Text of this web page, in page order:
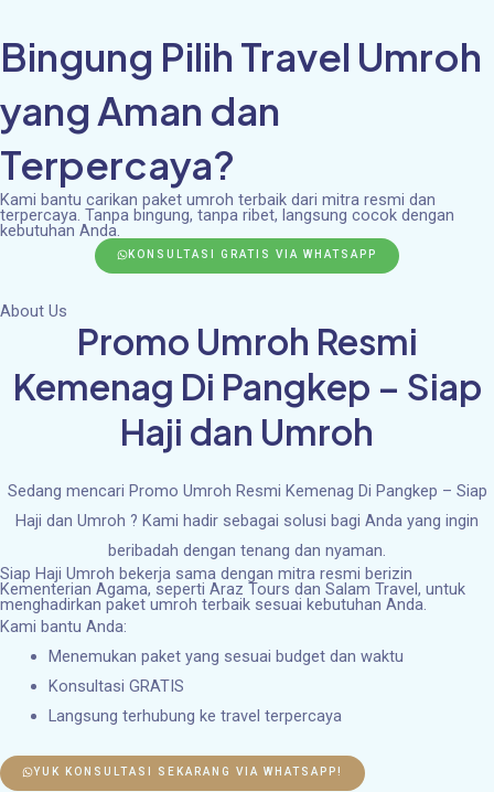
to
content
Bingung Pilih Travel Umroh
yang Aman dan
Terpercaya?
Kami bantu carikan paket umroh terbaik dari mitra resmi dan
terpercaya. Tanpa bingung, tanpa ribet, langsung cocok dengan
kebutuhan Anda.
KONSULTASI GRATIS VIA WHATSAPP
About Us
Promo Umroh Resmi
Kemenag Di Pangkep – Siap
Haji dan Umroh
Sedang mencari Promo Umroh Resmi Kemenag Di Pangkep – Siap
Haji dan Umroh ? Kami hadir sebagai solusi bagi Anda yang ingin
beribadah dengan tenang dan nyaman.
Siap Haji Umroh bekerja sama dengan mitra resmi berizin
Kementerian Agama, seperti Araz Tours dan Salam Travel, untuk
menghadirkan paket umroh terbaik sesuai kebutuhan Anda.
Kami bantu Anda:
Menemukan paket yang sesuai budget dan waktu
Konsultasi GRATIS
Langsung terhubung ke travel terpercaya
YUK KONSULTASI SEKARANG VIA WHATSAPP!